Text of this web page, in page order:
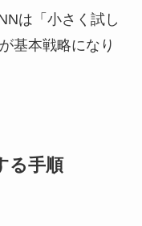
は「小さく試し
基本戦略になり
る手順